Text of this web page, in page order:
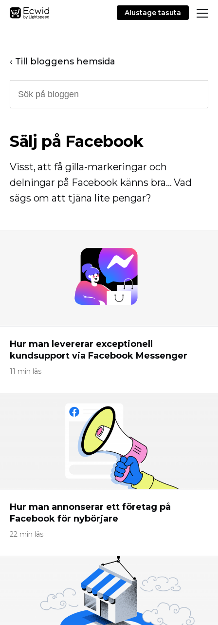
Alustage tasuta
‹ Till bloggens hemsida
Sälj på Facebook
Visst, att få gilla-markeringar och
delningar på Facebook känns bra... Vad
sägs om att tjäna lite pengar?
Hur man levererar exceptionell
kundsupport via Facebook Messenger
11 min läs
Hur man annonserar ett företag på
Facebook för nybörjare
22 min läs